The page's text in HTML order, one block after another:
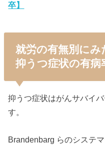
卒】
就労の有無別に
抑うつ症状の有病
抑うつ症状はがんサバイ
す。
Brandenbarg らのシステ